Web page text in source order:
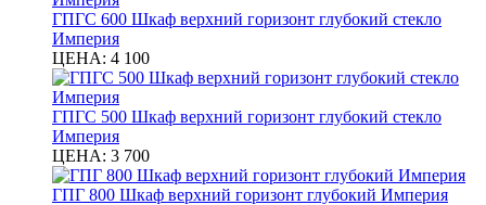
ГПГС 600 Шкаф верхний горизонт глубокий стекло
Империя
ЦЕНА: 4 100
ГПГС 500 Шкаф верхний горизонт глубокий стекло
Империя
ЦЕНА: 3 700
ГПГ 800 Шкаф верхний горизонт глубокий Империя